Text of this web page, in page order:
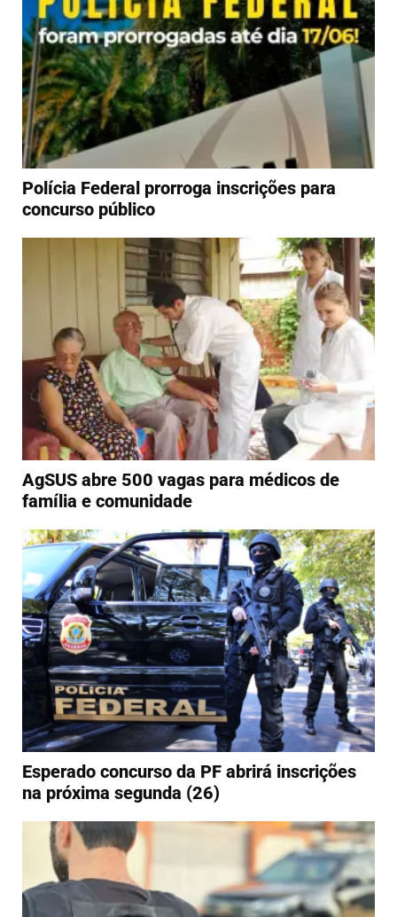
Polícia Federal prorroga inscrições para
concurso público
AgSUS abre 500 vagas para médicos de
família e comunidade
Esperado concurso da PF abrirá inscrições
na próxima segunda (26)